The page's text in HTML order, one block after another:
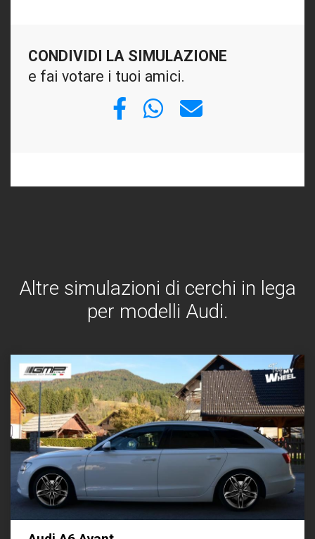
CONDIVIDI LA SIMULAZIONE
e fai votare i tuoi amici.
Altre simulazioni di cerchi in lega
per modelli Audi.